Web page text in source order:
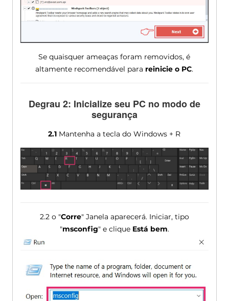
Se quaisquer ameaças foram removidos, é
altamente recomendável para reinicie o PC.
Degrau 2: Inicialize seu PC no modo de
segurança
2.1 Mantenha a tecla do Windows + R
2.2 o "Corre" Janela aparecerá. Iniciar, tipo
"msconfig" e clique Está bem.